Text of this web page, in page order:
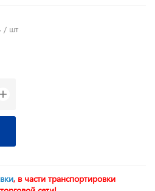
/ шт
+
, в части транспортировки